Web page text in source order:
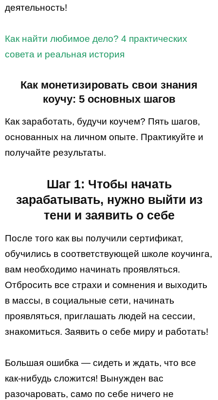
деятельность!
Как найти любимое дело? 4 практических
совета и реальная история
Как монетизировать свои знания
коучу: 5 основных шагов
Как заработать, будучи коучем? Пять шагов,
основанных на личном опыте. Практикуйте и
получайте результаты.
Шаг 1: Чтобы начать
зарабатывать, нужно выйти из
тени и заявить о себе
После того как вы получили сертификат,
обучились в соответствующей школе коучинга,
вам необходимо начинать проявляться.
Отбросить все страхи и сомнения и выходить
в массы, в социальные сети, начинать
проявляться, приглашать людей на сессии,
знакомиться. Заявить о себе миру и работать!
Большая ошибка — сидеть и ждать, что все
как-нибудь сложится! Вынужден вас
разочаровать, само по себе ничего не